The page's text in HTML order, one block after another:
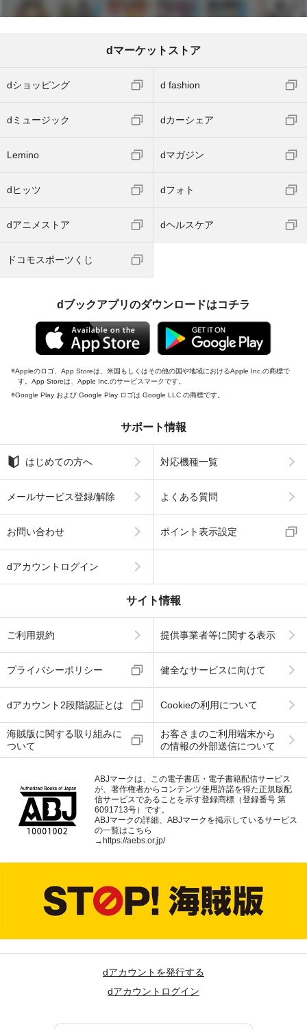
dマーケットストア
dショッピング d fashion
dミュージック dカーシェア
Lemino dマガジン
dヒッツ dフォト
dアニメストア dヘルスケア
ドコモスポーツくじ
dブックアプリのダウンロードはコチラ
Appleのロゴ、App Storeは、米国もしくはその他の国や地域におけるApple Inc.の商標で
す。App Storeは、Apple Inc.のサービスマークです。
Google Play および Google Play ロゴは Google LLC の商標です。
サポート情報
はじめての方へ 対応機種一覧
メールサービス登録/解除 よくある質問
お問い合わせ ポイント表示設定
dアカウントログイン
サイト情報
ご利用規約 提供事業者等に関する表示
プライバシーポリシー 健全なサービスに向けて
dアカウント2段階認証とは Cookieの利用について
海賊版に関する取り組みに
ついて
お客さまのご利用端末から
の情報の外部送信について
ABJマークは、この電子書店・電子書籍配信サービス
が、著作権者からコンテンツ使用許諾を得た正規版配
信サービスであることを示す登録商標（登録番号 第
6091713号）です。
ABJマークの詳細、ABJマークを掲示しているサービス
の一覧はこちら
→ https://aebs.or.jp/
dアカウントを発行する
dアカウントログイン